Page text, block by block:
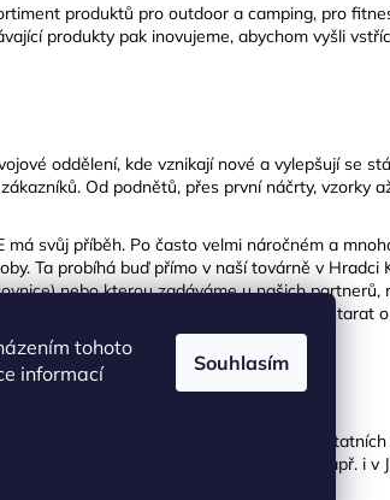
tohoto
informací
Souhlasím
produktů pro outdoor a camping, pro
produkty pak inovujeme, abychom vyšli
oddělení, kde vznikají nové a vylepšují se
Od podnětů, přes první náčrty, vzorky
má svůj příběh. Po často velmi náročném a
Ta probíhá buď přímo v naší továrně v Hradci
nebo kterou zadáváme u našich partnerů,
už víme, který z výrobců je schopen se postarat
zákazníci vždy spolehnout.
republice, ale i prakticky ve všech
si něco se značkou YATE můžete např. i v